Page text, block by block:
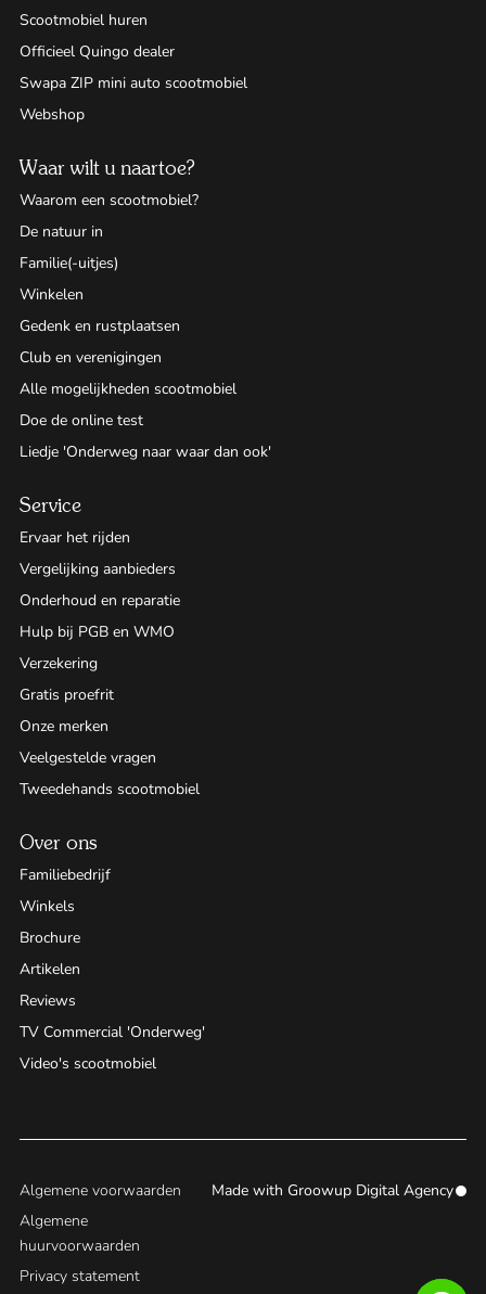
Scootmobiel huren
Officieel Quingo dealer
Swapa ZIP mini auto scootmobiel
Webshop
Waar wilt u naartoe?
Waarom een scootmobiel?
De natuur in
Familie(-uitjes)
Winkelen
Gedenk en rustplaatsen
Club en verenigingen
Alle mogelijkheden scootmobiel
Doe de online test
Liedje 'Onderweg naar waar dan ook'
Service
Ervaar het rijden
Vergelijking aanbieders
Onderhoud en reparatie
Hulp bij PGB en WMO
Verzekering
Gratis proefrit
Onze merken
Veelgestelde vragen
Tweedehands scootmobiel
Over ons
Familiebedrijf
Winkels
Brochure
Artikelen
Reviews
TV Commercial 'Onderweg'
Video's scootmobiel
Algemene voorwaarden
Algemene
huurvoorwaarden
Privacy statement
Made with Groowup Digital Agency